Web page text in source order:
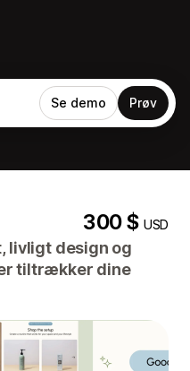
Se demo Prøv
300 $USD
livligt design og
tiltrækker dine